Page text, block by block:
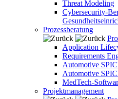
Threat Modeling
Cybersecurity-
Prozessberatung
Application
Requirements
Automotive
Automotive
MedTech-
Projektmanagement